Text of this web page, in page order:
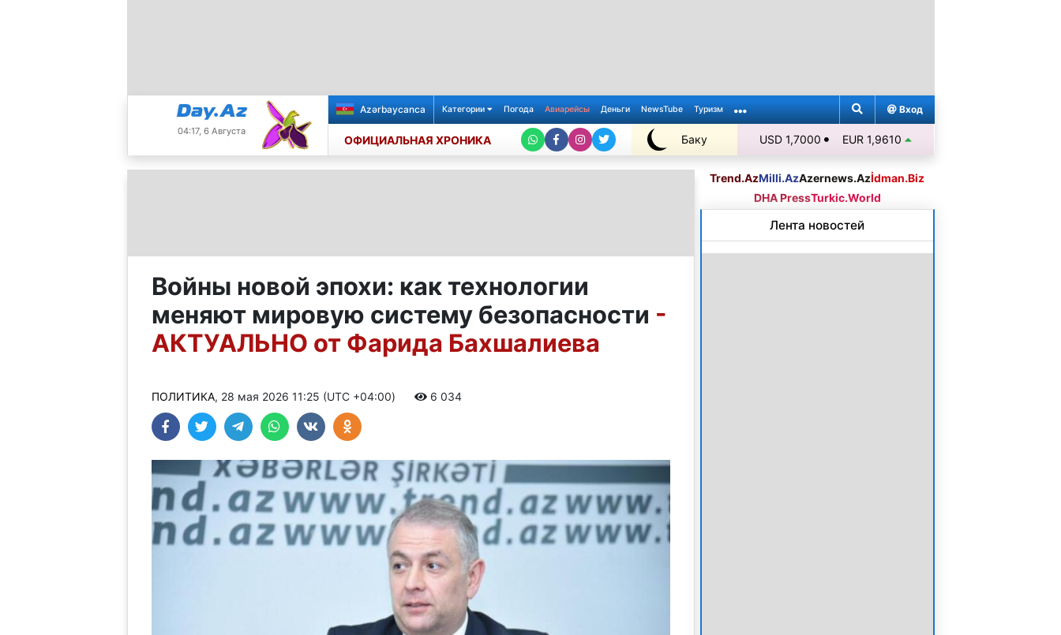
04:17, 6 Августа
Azərbaycanca Категории Погода Авиарейсы Деньги NewsTube Туризм Вход
ОФИЦИАЛЬНАЯ ХРОНИКА Баку
+26℃
USD 1,7000 EUR 1,9610
Войны новой эпохи: как технологии
меняют мировую систему безопасности -
АКТУАЛЬНО от Фарида Бахшалиева
ПОЛИТИКА, 28 мая 2026 11:25 (UTC +04:00) 6 034
Trend.AzMilli.AzAzernews.Azİdman.Biz
DHA PressTurkic.World
Лента новостей